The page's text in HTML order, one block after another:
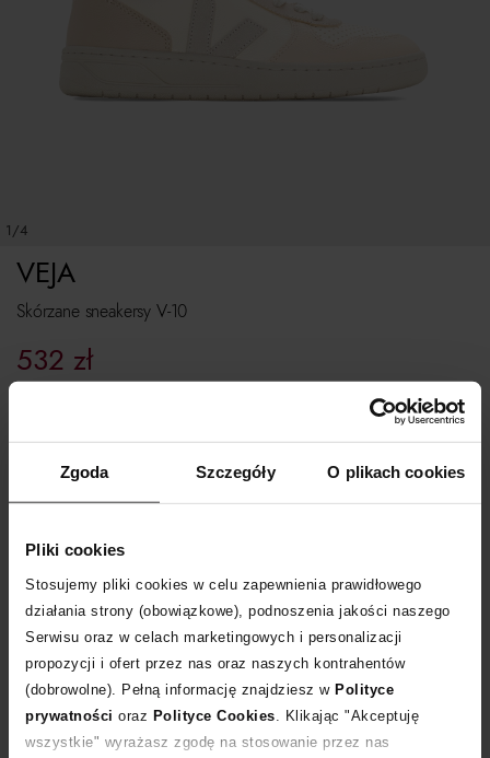
Zgoda Szczegóły O plikach cookies
Pliki cookies
Stosujemy pliki cookies w celu zapewnienia prawidłowego
działania strony (obowiązkowe), podnoszenia jakości naszego
Serwisu oraz w celach marketingowych i personalizacji
propozycji i ofert przez nas oraz naszych kontrahentów
(dobrowolne). Pełną informację znajdziesz w Polityce
prywatności oraz Polityce Cookies . Klikając "Akceptuję
wszystkie" wyrażasz zgodę na stosowanie przez nas
1/4
Skórzane sneakersy V-10
VEJA
532 zł
Tabela rozmiarów
DODAJ DO KOSZYKA
Dostawa od 0 zł
14 dni na zwrot towaru